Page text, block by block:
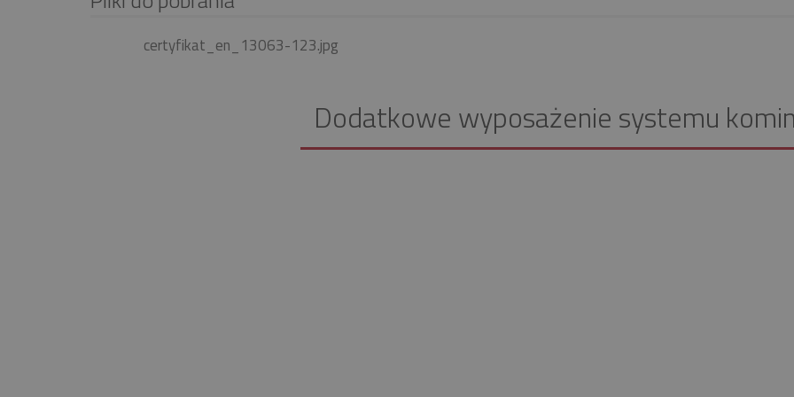
certyfikat_en_13063-123.jpg
Dodatkowe wyposażenie systemu